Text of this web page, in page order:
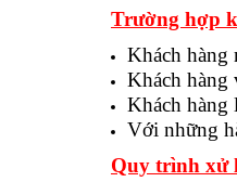
Trường hợp
Khách hàng
Khách hàng
Khách hàng
Với những
Quy trình xử